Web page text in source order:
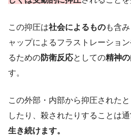
この抑圧は社会によるものも含
ャップによるフラストレーショ
るための防衛反応としての精神
す。
この外部・内部から抑圧された
したり、殺されたりすることは通
生き続けます。